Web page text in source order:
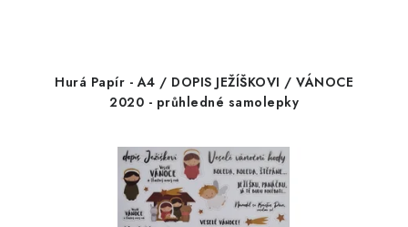
Hurá Papír - A4 / DOPIS JEŽÍŠKOVI / VÁNOCE
2020 - průhledné samolepky